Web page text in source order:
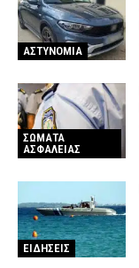
ΑΣΤΥΝΟΜΙΑ
ΣΩΜΑΤΑ
ΑΣΦΑΛΕΙΑΣ
ΕΙΔΗΣΕΙΣ